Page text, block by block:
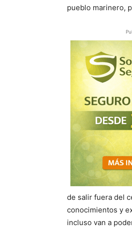
pueblo marinero,
de salir fuera del
conocimientos y
incluso van a